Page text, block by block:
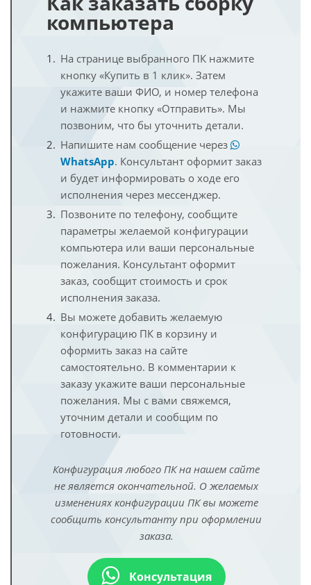
компьютера
На странице выбранного ПК нажмите
кнопку «Купить в 1 клик». Затем
укажите ваши ФИО, и номер телефона
и нажмите кнопку «Отправить». Мы
позвоним, что бы уточнить детали.
Напишите нам сообщение через
WhatsApp. Консультант оформит заказ
и будет информировать о ходе его
исполнения через мессенджер.
Позвоните по телефону, сообщите
параметры желаемой конфигурации
компьютера или ваши персональные
пожелания. Консультант оформит
заказ, сообщит стоимость и срок
исполнения заказа.
Вы можете добавить желаемую
конфигурацию ПК в корзину и
оформить заказ на сайте
самостоятельно. В комментарии к
заказу укажите ваши персональные
пожелания. Мы с вами свяжемся,
уточним детали и сообщим по
готовности.
Конфигурация любого ПК на нашем сайте
не является окончательной. О желаемых
изменениях конфигурации ПК вы можете
сообщить консультанту при оформлении
заказа.
Консультация